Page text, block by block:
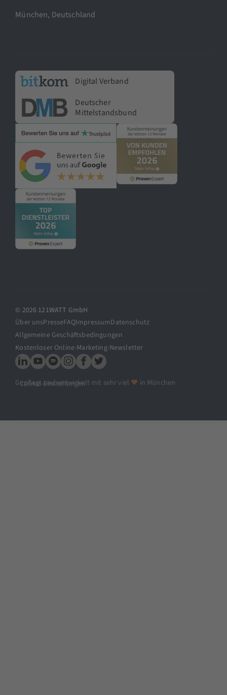
München, Deutschland
Digital Verband
Deutscher
Mittelstandsbund
© 2026 121WATT GmbH
Über unsPresseFAQImpressumDatenschutz
Allgemeine Geschäftsbedingungen
Kostenloser Online-Marketing-Newsletter
Gepflegt und entwickelt mit sehr viel ♥ in München
Cookie-Einstellungen